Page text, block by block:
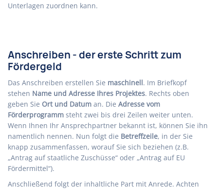
Unterlagen zuordnen kann.
Anschreiben - der erste Schritt zum
Fördergeld
Das Anschreiben erstellen Sie maschinell. Im Briefkopf
stehen Name und Adresse Ihres Projektes. Rechts oben
geben Sie Ort und Datum an. Die Adresse vom
Förderprogramm steht zwei bis drei Zeilen weiter unten.
Wenn Ihnen Ihr Ansprechpartner bekannt ist, können Sie ihn
namentlich nennen. Nun folgt die Betreffzeile, in der Sie
knapp zusammenfassen, worauf Sie sich beziehen (z.B.
„Antrag auf staatliche Zuschüsse“ oder „Antrag auf EU
Fördermittel“).
Anschließend folgt der inhaltliche Part mit Anrede. Achten